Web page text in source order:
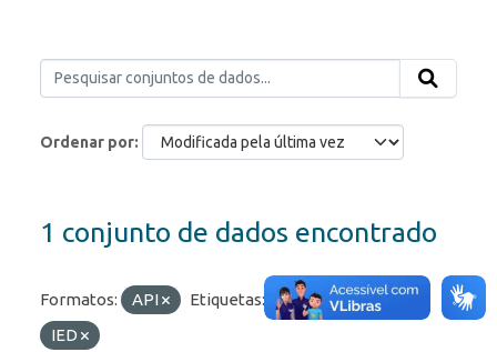
Ordenar por
1 conjunto de dados encontrado
Formatos: API Etiquetas: ROF
RDE
IED